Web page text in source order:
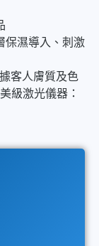
保濕導入、刺激
客人膚質及色
級激光儀器：